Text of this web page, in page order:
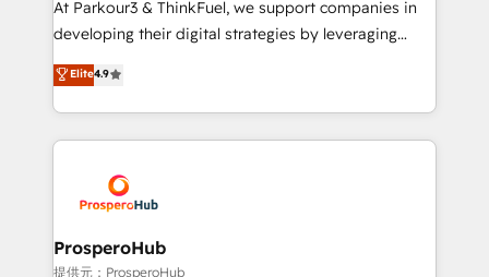
growth and positioning yourself as an undisputed
transformation process A methodology designed to
implement HubSpot effectively and optimize your
record of business transformation, our growth-first
approach has helped brands dominate their
At Parkour3 & ThinkFuel, we support companies in
developing their digital strategies by leveraging
technologies and automating their marketing and
sales processes to generate growth. Our offer spans
from Strategy to Operations. We specialize in CRM
onboarding and implementation, web design, sales
extensive experience working with tech companies
and manufacturers since 2002, we are committed to
empowering our clients and developing their
autonomy. Get to grips with HubSpot through
Elite4.9
ProsperoHub
提供元：ProsperoHub